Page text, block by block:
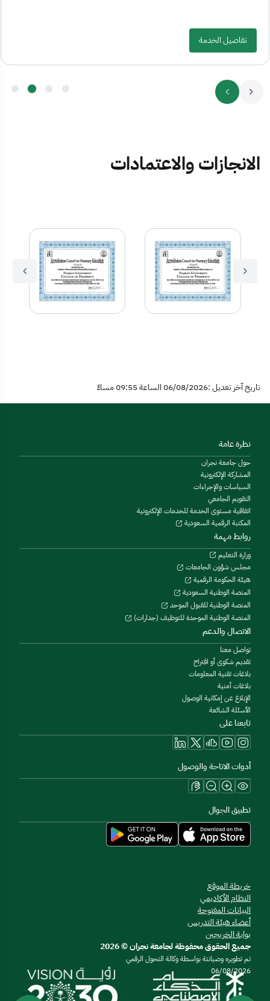
تفاصيل الخدمة
الانجازات والاعتمادات
تاريخ آخر تعديل :06/08/2026 الساعة 09:55 مساءً
نظرة عامة
حول جامعة نجران
المشاركة الإلكترونية
السياسات والإجراءات
التقويم الجامعي
اتفاقية مستوى الخدمة للخدمات الإلكترونية
المكتبة الرقمية السعودية
روابط مهمة
وزارة التعليم
مجلس شؤون الجامعات
هيئة الحكومة الرقمية
المنصة الوطنية السعودية
المنصة الوطنية للقبول الموحد
المنصة الوطنية الموحدة للتوظيف (جدارات)
الاتصال والدعم
تواصل معنا
تقديم شكوى أو اقتراح
بلاغات تقنية المعلومات
بلاغات أمنية
الإبلاغ عن إمكانية الوصول
الأسئلة الشائعة
تابعنا على
أدوات الاتاحة والوصول
تطبيق الجوال
خريطة الموقع
النظام الأكاديمي
البيانات المفتوحة
أعضاء هيئة التدريس
بوابة الخريجين
جميع الحقوق محفوظة لجامعة نجران © 2026
تم تطويره وصيانتة بواسطة وكالة التحول الرقمي
06/08/2026